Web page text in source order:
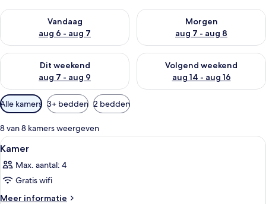
Vandaag
aug 6 - aug 7
De beschikbaarheid controleren voor vanavond aug 6 - aug 7
Morgen
aug 7 - aug 8
De beschikbaarheid
Dit weekend
aug 7 - aug 9
De beschikbaarheid controleren voor dit weekend aug 7 -
Volgend weekend
aug 14 - aug 16
De beschikbaarheid
Beschikbare
filters
voor
kamers
Alle kamers 3+ bedden 2 bedden
8 van 8 kamers weergeven
Alle
foto's
voor
Kamer
laden
Een hotelkamer met een groot bed,
3
Kamer
Max. aantal: 4
Gratis wifi
Meer informatie
Meer